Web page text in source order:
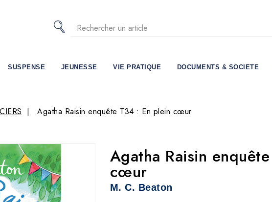
SUSPENSE JEUNESSE VIE PRATIQUE DOCUMENTS & SOCIETE
Agatha Raisin enquête T34 : En plein cœur
Agatha Raisin
cœur
M. C. Beaton